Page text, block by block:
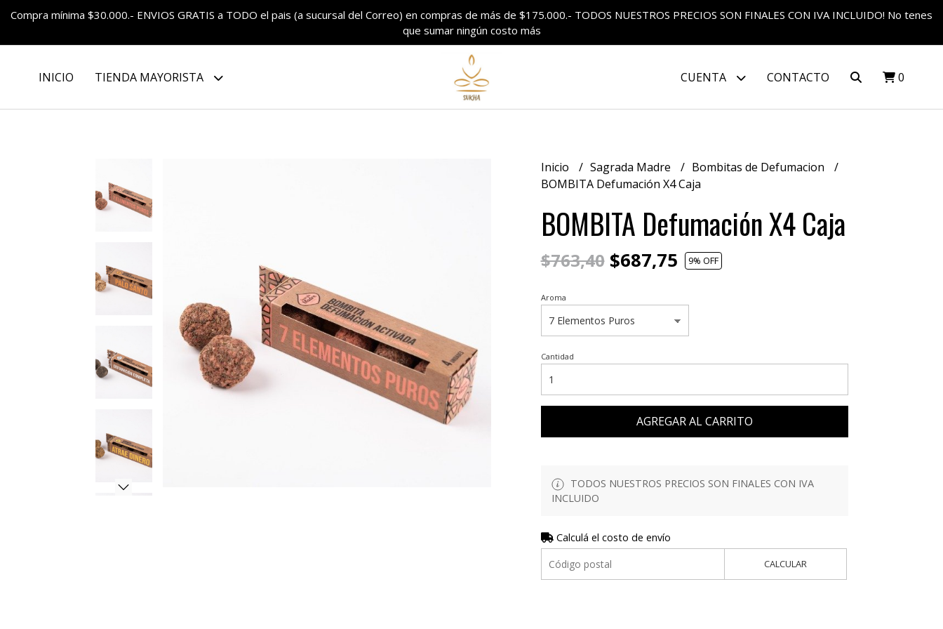
Compra mínima $30.000.- ENVIOS GRATIS a TODO el pais (a sucursal del Correo) en compras de más de $175.000.- TODOS NUESTROS PRECIOS SON FINALES CON IVA INCLUIDO! No tenes
que sumar ningún costo más
INICIO TIENDA MAYORISTA CUENTA CONTACTO 0
Inicio Sagrada Madre
Bombitas de Defumacion
BOMBITA Defumación X4 Caja
BOMBITA Defumación X4 Caja
$763,40$687,75 9% OFF
Aroma
Cantidad
AGREGAR AL CARRITO
TODOS NUESTROS PRECIOS SON FINALES CON IVA
INCLUIDO
Calculá el costo de envío
CALCULAR